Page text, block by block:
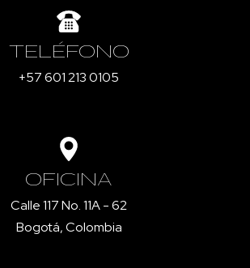
TELÉFONO
+57 601 213 0105
OFICINA
Calle 117 No. 11A - 62
Bogotá, Colombia